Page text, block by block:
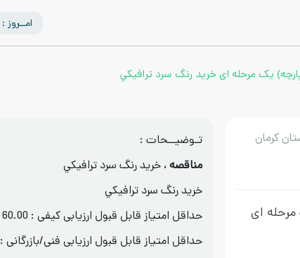
امــروز : 1405/05/15
یک مرحله ای خريد رنگ سرد ترافيكي
کرمان
ای
تـوضیــحات :
مناقصه، خريد رنگ سرد ترافيكي
خريد رنگ سرد ترافيكي
حداقل امتیاز قابل قبول ارزیابی کیفی : 60.00
حداقل امتیاز قابل قبول ارزیابی فنی/بازرگانی :